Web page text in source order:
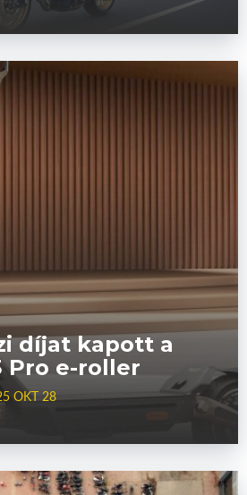
díjat kapott a
Pro e-roller
OKT 28